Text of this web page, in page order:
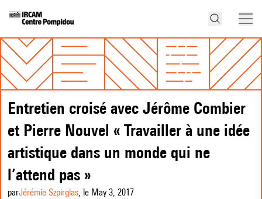
Entretien croisé avec Jérôme Combier
et Pierre Nouvel « Travailler à une idée
artistique dans un monde qui ne
l’attend pas »
parJérémie Szpirglas, le May 3, 2017